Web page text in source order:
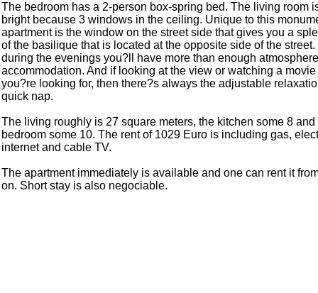
The bedroom has a 2-person box-spring bed. The living room
bright because 3 windows in the ceiling. Unique to this
apartment is the window on the street side that gives you a
of the basilique that is located at the opposite side of the
during the evenings you?ll have more than enough
accommodation. And if looking at the view or watching a
you?re looking for, then there?s always the adjustable
quick nap.
The living roughly is 27 square meters, the kitchen some 8 and
bedroom some 10. The rent of 1029 Euro is including gas,
internet and cable TV.
The apartment immediately is available and one can rent it
on. Short stay is also negociable.